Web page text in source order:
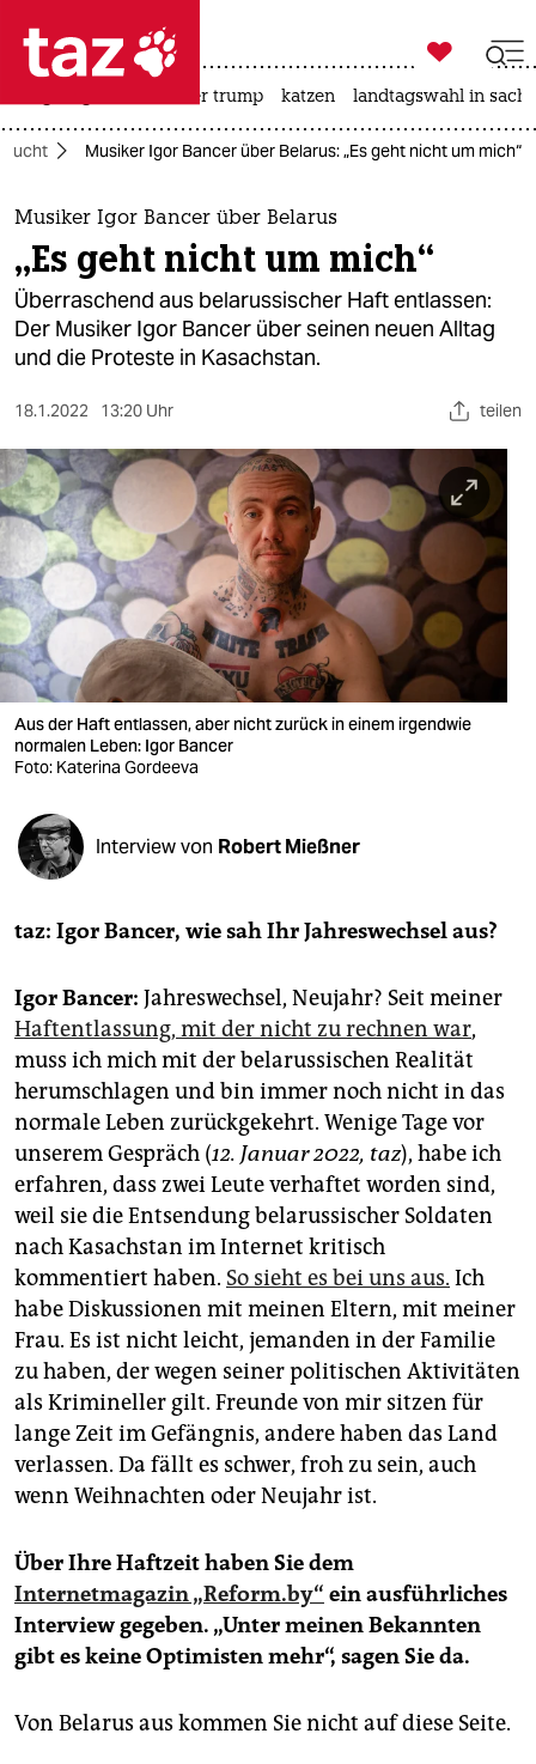
 taz zahl ich
taz zahl ich
themen
politik
öko
sport
berlin
nord
wahrheit
verlag
verlag
shop
fragen & hilfe
unterstützen
abo
genossenschaft
epaper login

taz zahl ich
usa unter trump katzen landtagswahl in
Flucht Musiker Igor Bancer über Belarus: „Es geht nicht um mich“
Musiker Igor Bancer über Belarus
„Es geht nicht um mich“
Überraschend aus belarussischer Haft entlassen:
Der Musiker Igor Bancer über seinen neuen Alltag
und die Proteste in Kasachstan.
18.1.2022 13:20 Uhr teilen
Aus der Haft entlassen, aber nicht zurück in einem irgendwie
normalen Leben: Igor Bancer
Foto: Katerina Gordeeva
Interview von Robert Mießner
taz: Igor Bancer, wie sah Ihr Jahreswechsel aus?
Igor Bancer: Jahreswechsel, Neujahr? Seit meiner
Haftentlassung, mit der nicht zu rechnen war,
muss ich mich mit der belarussischen Realität
herumschlagen und bin immer noch nicht in das
normale Leben zurückgekehrt. Wenige Tage vor
unserem Gespräch (12. Januar 2022, taz), habe ich
erfahren, dass zwei Leute verhaftet worden sind,
weil sie die Entsendung belarussischer Soldaten
nach Kasachstan im Internet kritisch
kommentiert haben. So sieht es bei uns aus. Ich
habe Diskussionen mit meinen Eltern, mit meiner
Frau. Es ist nicht leicht, jemanden in der Familie
zu haben, der wegen seiner politischen Aktivitäten
als Krimineller gilt. Freunde von mir sitzen für
lange Zeit im Gefängnis, andere haben das Land
verlassen. Da fällt es schwer, froh zu sein, auch
wenn Weihnachten oder Neujahr ist.
Über Ihre Haftzeit haben Sie dem
Internetmagazin „Reform.by“ ein ausführliches
Interview gegeben. „Unter meinen Bekannten
gibt es keine Optimisten mehr“, sagen Sie da.
Von Belarus aus kommen Sie nicht auf diese Seite.